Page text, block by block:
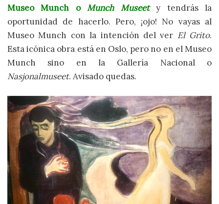
Museo Munch oMunch Museety tendrás la
oportunidad de hacerlo. Pero, ¡ojo! No vayas al
Museo Munch con la intención del ver El Grito.
Esta icónica obra está en Oslo, pero no en el Museo
Munch sino en la Gallería Nacional o
Nasjonalmuseet. Avisado quedas.